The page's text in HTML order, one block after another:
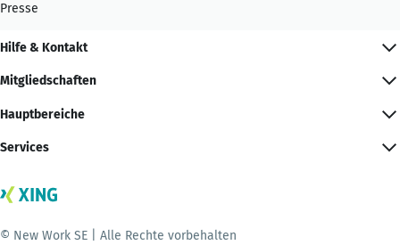
Presse
Hilfe & Kontakt
Mitgliedschaften
Hauptbereiche
Services
© New Work SE | Alle Rechte vorbehalten